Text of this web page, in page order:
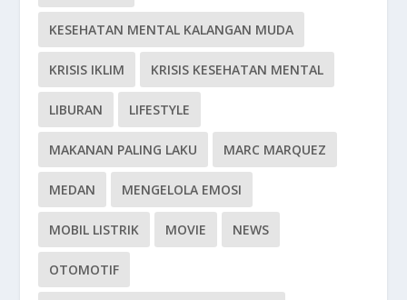
KESEHATAN MENTAL KALANGAN MUDA
KRISIS IKLIM KRISIS KESEHATAN MENTAL
LIBURAN LIFESTYLE
MAKANAN PALING LAKU MARC MARQUEZ
MEDAN MENGELOLA EMOSI
MOBIL LISTRIK MOVIE NEWS
OTOMOTIF